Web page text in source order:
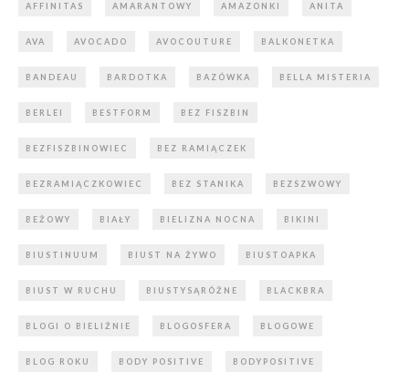
AFFINITAS AMARANTOWY AMAZONKI ANITA
AVA AVOCADO AVOCOUTURE BALKONETKA
BANDEAU BARDOTKA BAZÓWKA BELLA MISTERIA
BERLEI BESTFORM BEZ FISZBIN
BEZFISZBINOWIEC BEZ RAMIĄCZEK
BEZRAMIĄCZKOWIEC BEZ STANIKA BEZSZWOWY
BEŻOWY BIAŁY BIELIZNA NOCNA BIKINI
BIUSTINUUM BIUST NA ŻYWO BIUSTOAPKA
BIUST W RUCHU BIUSTYSĄRÓŻNE BLACKBRA
BLOGI O BIELIŹNIE BLOGOSFERA BLOGOWE
BLOG ROKU BODY POSITIVE BODYPOSITIVE